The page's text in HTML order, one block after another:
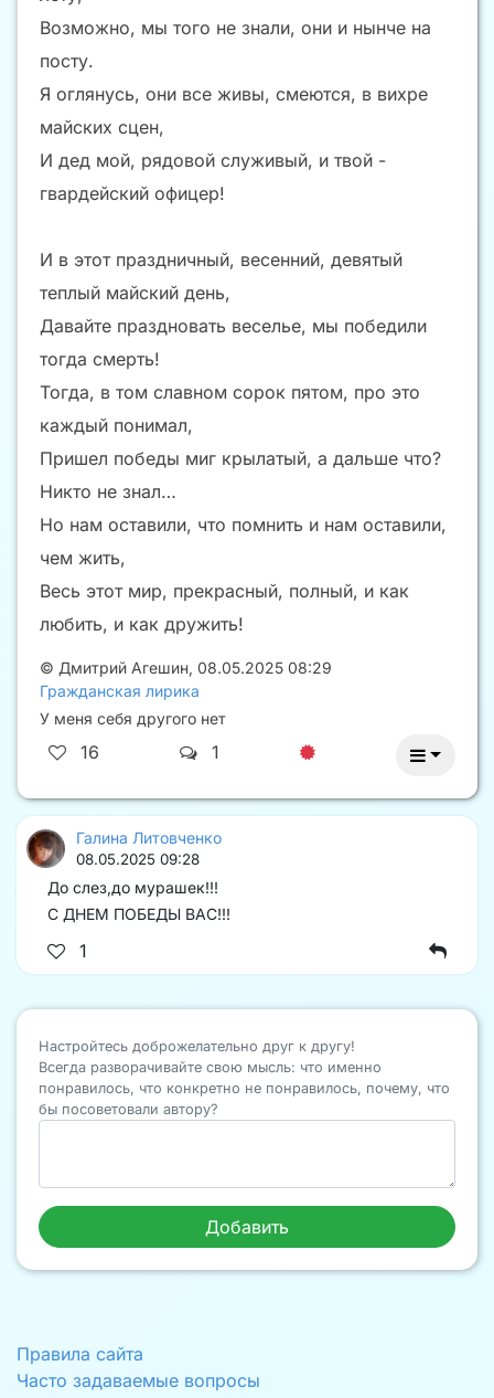
Возможно, мы того не знали, они и нынче на
посту.
Я оглянусь, они все живы, смеются, в вихре
майских сцен,
И дед мой, рядовой служивый, и твой -
гвардейский офицер!
И в этот праздничный, весенний, девятый
теплый майский день,
Давайте праздновать веселье, мы победили
тогда смерть!
Тогда, в том славном сорок пятом, про это
каждый понимал,
Пришел победы миг крылатый, а дальше что?
Никто не знал…
Но нам оставили, что помнить и нам оставили,
чем жить,
Весь этот мир, прекрасный, полный, и как
любить, и как дружить!
© Дмитрий Агешин, 08.05.2025 08:29
Гражданская лирика
У меня себя другого нет
16 1
Галина Литовченко
08.05.2025 09:28
До слез,до мурашек!!!
С ДНЕМ ПОБЕДЫ ВАС!!!
1
Настройтесь доброжелательно друг к другу!
Всегда разворачивайте свою мысль: что именно
понравилось, что конкретно не понравилось, почему, что
бы посоветовали автору?
Правила сайта
Часто задаваемые вопросы